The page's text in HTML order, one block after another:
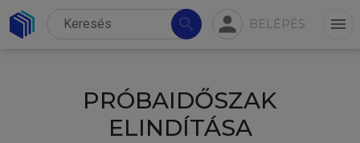
search person BELÉPÉS menu
PRÓBAIDŐSZAK
ELINDÍTÁSA